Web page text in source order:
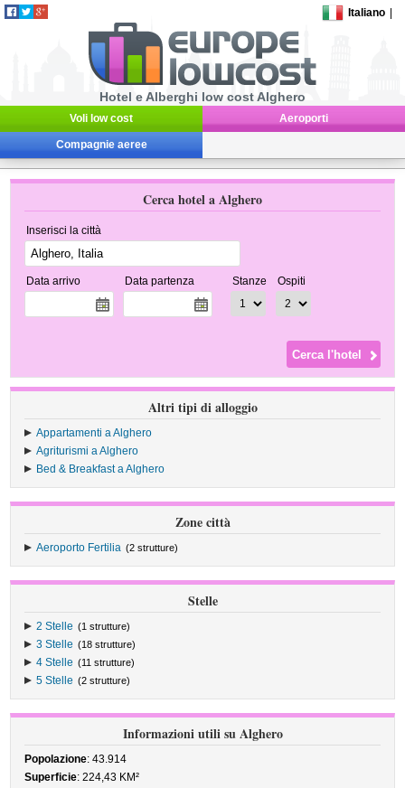
Italiano
Hotel e Alberghi low cost Alghero
Voli low cost Aeroporti
Compagnie aeree
Cerca hotel a Alghero
Inserisci la città
Data arrivo Data partenza Stanze Ospiti
Altri tipi di alloggio
Appartamenti a Alghero
Agriturismi a Alghero
Bed & Breakfast a Alghero
Zone città
Aeroporto Fertilia (2 strutture)
Stelle
2 Stelle (1 strutture)
3 Stelle (18 strutture)
4 Stelle (11 strutture)
5 Stelle (2 strutture)
Informazioni utili su Alghero
Popolazione: 43.914
Superficie: 224,43 KM²